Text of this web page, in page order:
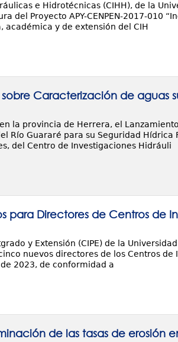
e Hidrotécnicas (CIHH), de la
del Proyecto APY-CENPEN-2017-010
académica y de extensión del CIH
Caracterización de aguas
la provincia de Herrera, el
Río Guararé para su Seguridad
del Centro de Investigaciones Hidráuli
para Directores de Centros de
y Extensión (CIPE) de la
nuevos directores de los Centros
2023, de conformidad a
de las tasas de erosión